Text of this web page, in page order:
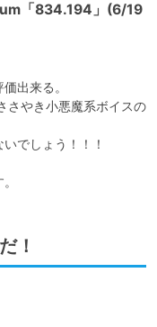
「834.194」(6/19
出来る。
さやき小悪魔系ボイスの
でしょう！！！
！